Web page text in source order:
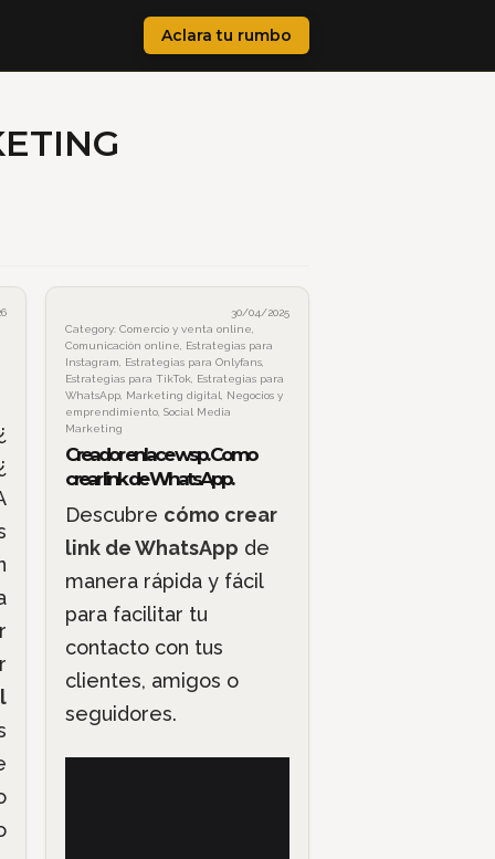
Aclara tu rumbo
30/04/2025
Category: Comercio y venta online
Comunicación online
Estrategias para
Instagram
Estrategias para Onlyfans,
Estrategias para TikTok
Estrategias para
WhatsApp, Marketing digital
Negocios y
emprendimiento, Social Media
Marketing
Creador enlace wsp. Como
crear link de WhatsApp.
Descubre cómo crear
link de WhatsApp de
manera rápida y fácil
para facilitar tu
contacto con tus
clientes, amigos o
seguidores.